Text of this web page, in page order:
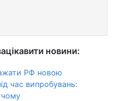
новини:
РФ новою
час випробувань:
чому